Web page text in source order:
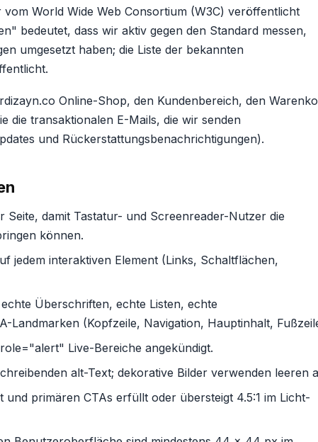
World Wide Web Consortium (W3C) veröffentlicht
bedeutet, dass wir aktiv gegen den Standard messen,
umgesetzt haben; die Liste der bekannten
Online-Shop, den Kundenbereich, den
die transaktionalen E-Mails, die wir senden
und Rückerstattungsbenachrichtigungen).
damit Tastatur- und Screenreader-Nutzer die
können.
jedem interaktiven Element (Links, Schaltflächen,
Überschriften, echte Listen, echte
Landmarken (Kopfzeile, Navigation, Hauptinhalt,
Live-Bereiche angekündigt.
alt-Text; dekorative Bilder verwenden leeren
und primären CTAs erfüllt oder übersteigt 4.5:1 im Licht-